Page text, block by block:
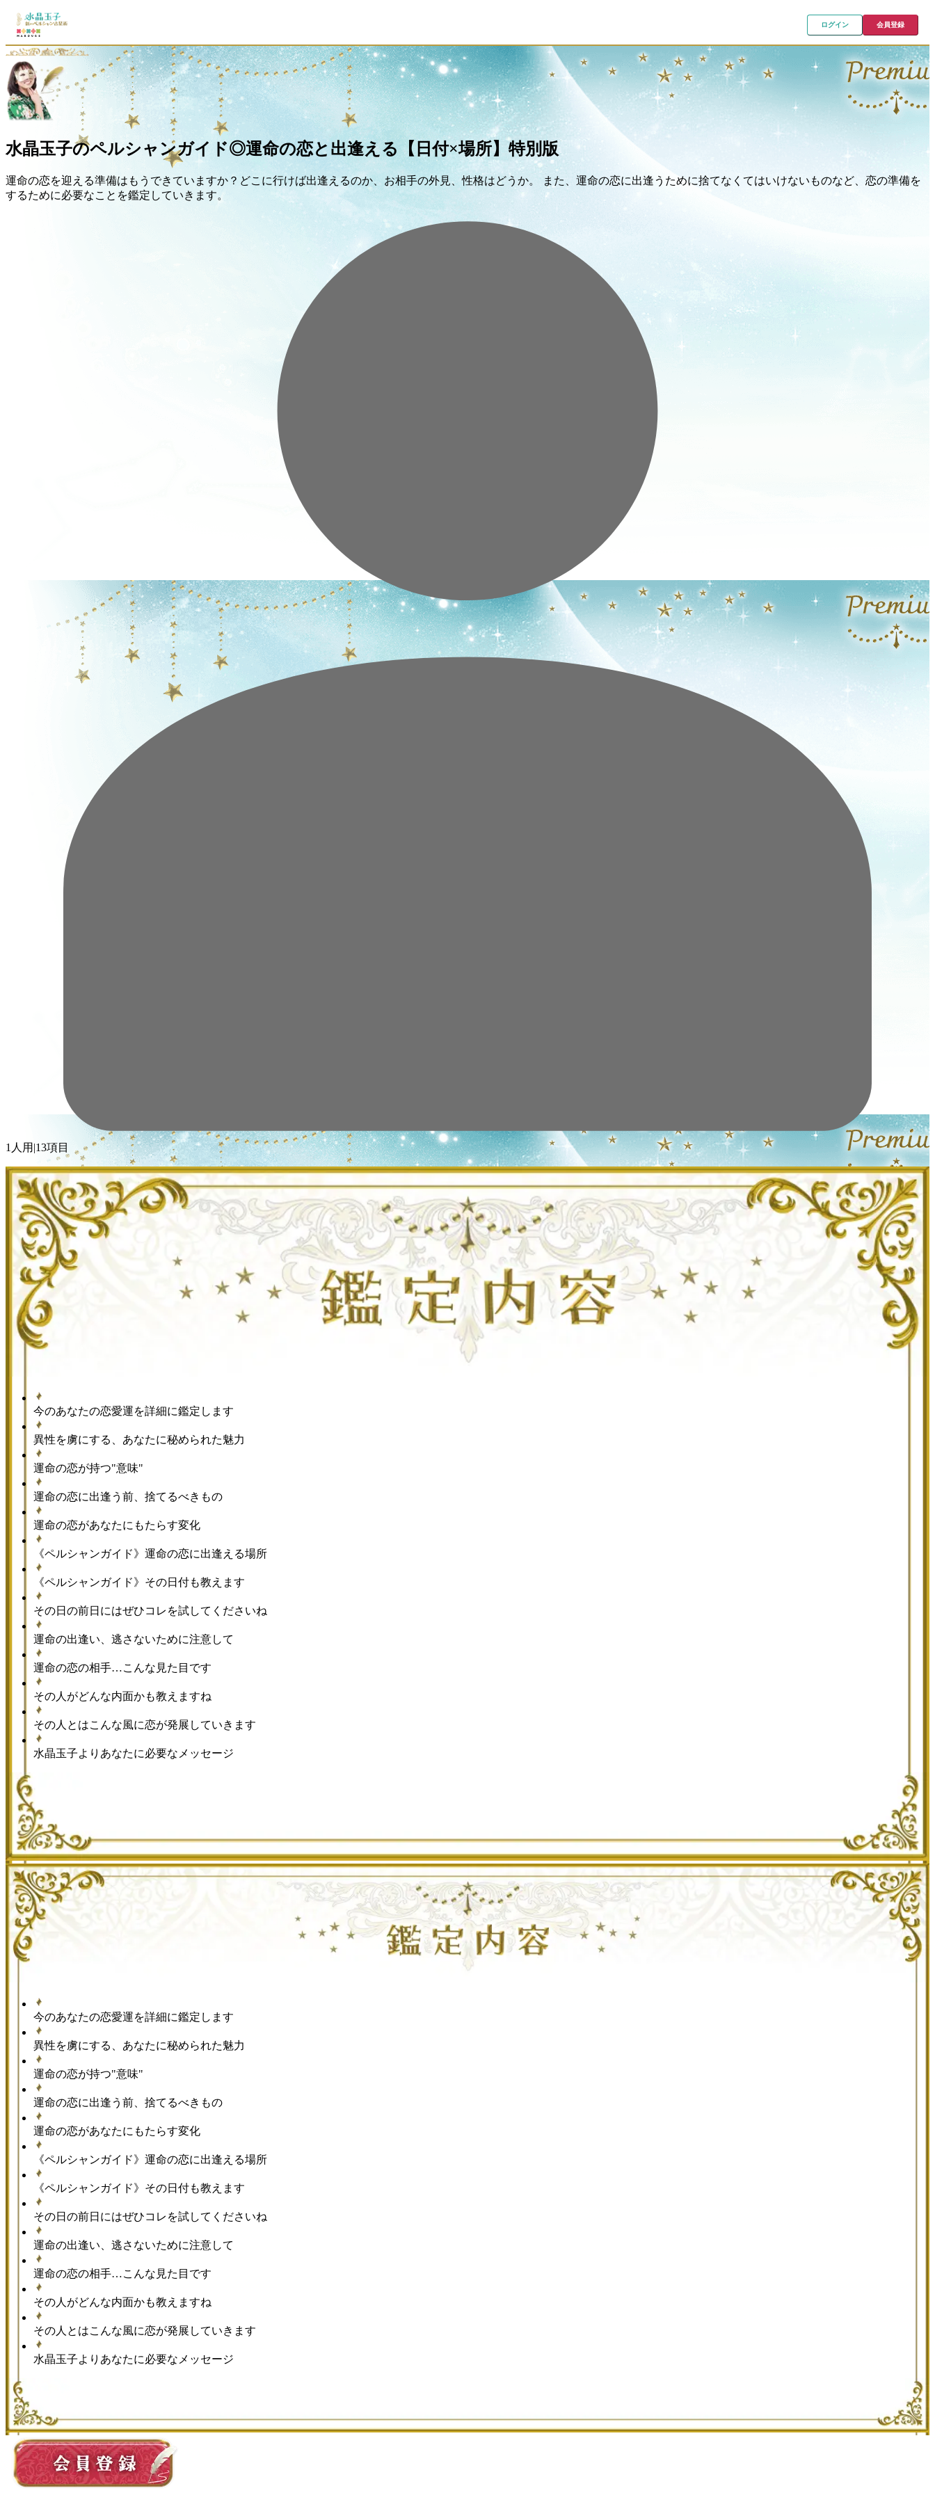
ログイン 会員登録
水晶玉子のペルシャンガイド◎運命の恋と出逢える【日付×場所】特別版
運命の恋を迎える準備はもうできていますか？どこに行けば出逢えるのか、お相手の外見、性格はどうか。 また、運命の恋に出逢うために捨てなくてはいけないものなど、恋の準備を
するために必要なことを鑑定していきます。
1人用 |13項目
今のあなたの恋愛運を詳細に鑑定します
異性を虜にする、あなたに秘められた魅力
運命の恋が持つ"意味"
運命の恋に出逢う前、捨てるべきもの
運命の恋があなたにもたらす変化
《ペルシャンガイド》運命の恋に出逢える場所
《ペルシャンガイド》その日付も教えます
その日の前日にはぜひコレを試してくださいね
運命の出逢い、逃さないために注意して
運命の恋の相手…こんな見た目です
その人がどんな内面かも教えますね
その人とはこんな風に恋が発展していきます
水晶玉子よりあなたに必要なメッセージ
今のあなたの恋愛運を詳細に鑑定します
異性を虜にする、あなたに秘められた魅力
運命の恋が持つ"意味"
運命の恋に出逢う前、捨てるべきもの
運命の恋があなたにもたらす変化
《ペルシャンガイド》運命の恋に出逢える場所
《ペルシャンガイド》その日付も教えます
その日の前日にはぜひコレを試してくださいね
運命の出逢い、逃さないために注意して
運命の恋の相手…こんな見た目です
その人がどんな内面かも教えますね
その人とはこんな風に恋が発展していきます
水晶玉子よりあなたに必要なメッセージ